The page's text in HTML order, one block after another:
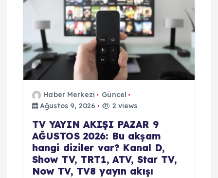
Haber Merkezi
Güncel
Ağustos 9, 2026
2 views
TV YAYIN AKIŞI PAZAR 9
AĞUSTOS 2026: Bu akşam
hangi diziler var? Kanal D,
Show TV, TRT1, ATV, Star TV,
Now TV, TV8 yayın akışı